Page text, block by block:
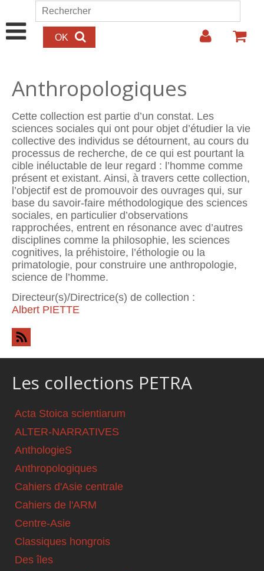
Aller au contenu principal
Formulaire de recherche
Rechercher
Anthropologiques
Cette collection est partie d’un constat. Les
sciences sociales qui ont pour objet d’étudier la vie
collective des individus se détournent, au cours du
processus de recherche, de ce qui est pourtant la
cible inéluctable de leur regard : l’homme comme
présent et existant. Ainsi, à travers cette collection,
l’objectif est de promouvoir des ouvrages qui, sur
base du savoir-faire métho­dologique des sciences
sociales, en particulier d’observations
rapprochées, entrent en résonance avec d’autres
disciplines comme la philosophie, les sciences
cognitives, la préhistoire, l’éthologie ou la
primatologie, pour construire une anthropo­logie,
science de l’homme.
Directeur(s)/Directrice(s) de collection :
Albert PIETTE
Les collections PETRA
Acta Stoica scientiarum
ALTER-NARRATIVES
AnthologieS
Anthropologiques
Cahiers d'Asie centrale
Cahiers de l'ARM
Centre-Asie
Classiques hongrois
Des îles